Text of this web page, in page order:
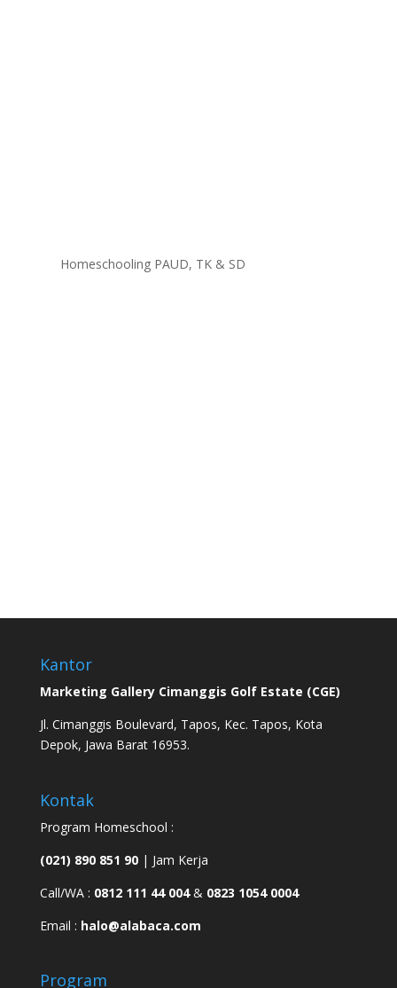
Homeschooling PAUD, TK & SD
Kantor
Marketing Gallery Cimanggis Golf Estate (CGE)
Jl. Cimanggis Boulevard, Tapos, Kec. Tapos, Kota
Depok, Jawa Barat 16953.
Kontak
Program Homeschool :
(021) 890 851 90 | Jam Kerja
Call/WA : 0812 111 44 004& 0823 1054 0004
Email : halo@alabaca.com
Program